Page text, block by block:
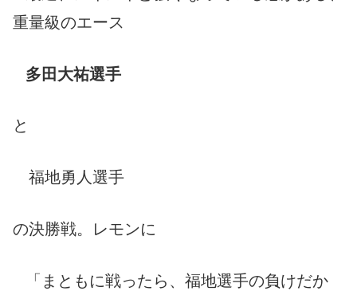
重量級のエース
多田大祐選手
と
福地勇人選手
の決勝戦。レモンに
「まともに戦ったら、福地選手の負けだか